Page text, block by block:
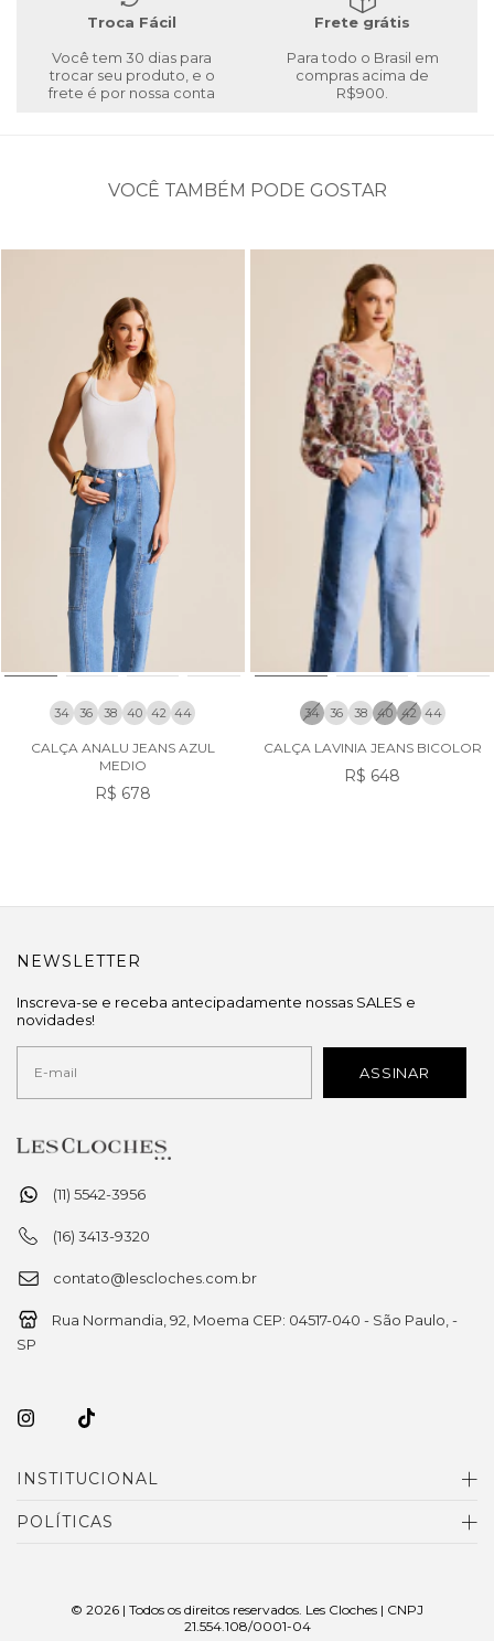
Troca Fácil
Você tem 30 dias para
trocar seu produto, e o
frete é por nossa conta
Frete grátis
Para todo o Brasil em
compras acima de
R$900.
VOCÊ TAMBÉM PODE GOSTAR
34 36 38 40 42 44
CALÇA ANALU JEANS AZUL
MEDIO
R$ 678
34 36 38 40 42 44
CALÇA LAVINIA JEANS BICOLOR
R$ 648
(11) 5542-3956
(16) 3413-9320
contato@lescloches.com.br
Rua Normandia, 92, Moema CEP: 04517-040 - São Paulo, -
SP
INSTITUCIONAL
POLÍTICAS
NEWSLETTER
Inscreva-se e receba antecipadamente nossas SALES e
novidades!
© 2026 | Todos os direitos reservados. Les Cloches | CNPJ
21.554.108/0001-04